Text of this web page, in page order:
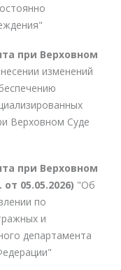
при Верховном
изменений
Верховном Суде
при Верховном
05.05.2026) "Об
по
и
департамента